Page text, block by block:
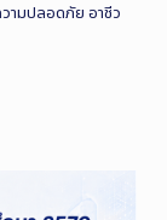
ามปลอดภัย อาชีว